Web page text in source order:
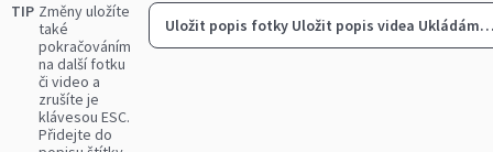
TIP Změny uložíte
také
pokračováním
na další fotku
či video a
zrušíte je
klávesou ESC.
Přidejte do
Uložit popis fotky Uložit popis videa